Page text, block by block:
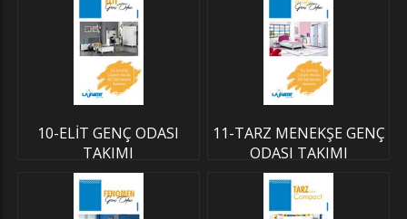
10-ELİT GENÇ ODASI
TAKIMI
11-TARZ MENEKŞE GENÇ
ODASI TAKIMI